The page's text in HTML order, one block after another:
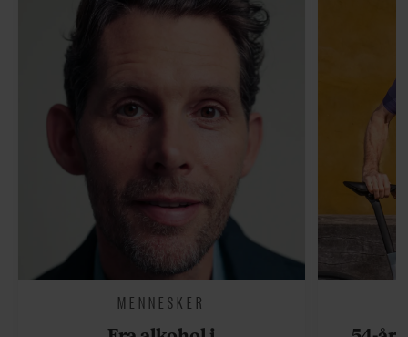
MENNESKER